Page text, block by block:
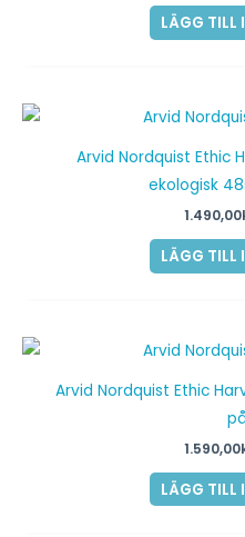
LÄGG TILL
Arvid Nordquist Ethic
ekologisk
1.490,00
LÄGG TILL
Arvid Nordquist Ethic
1.590,00
LÄGG TILL